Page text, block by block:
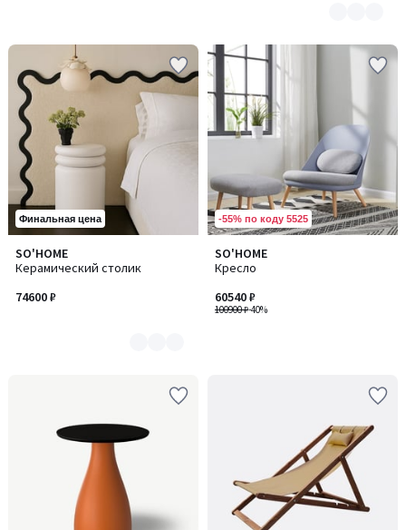
Финальная цена
SO'HOME
Керамический столик
74600 ₽
Количество
цветов:
7
-55% по коду 5525
SO'HOME
Кресло
100900 ₽-40%
60540 ₽